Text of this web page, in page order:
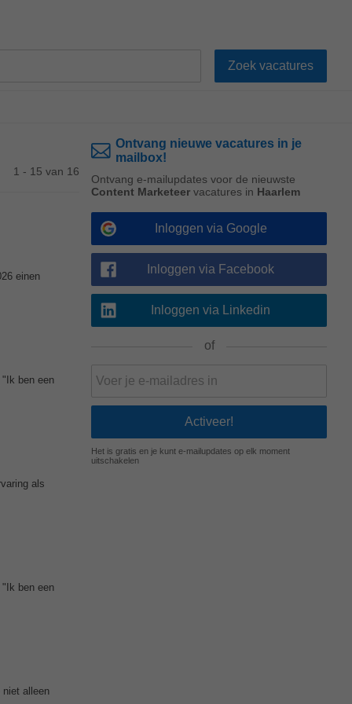
1 - 15 van 16
einen
ben een
als
ben een
alleen
Ontvang nieuwe vacatures in je
mailbox!
Ontvang e-mailupdates voor de nieuwste
Content Marketeer vacatures in Haarlem
Inloggen via Google
Inloggen via Facebook
Inloggen via Linkedin
of
Het is gratis en je kunt e-mailupdates op elk moment
uitschakelen